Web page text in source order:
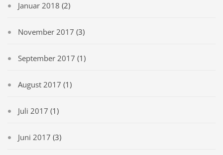
Januar 2018 (2)
November 2017 (3)
September 2017 (1)
August 2017 (1)
Juli 2017 (1)
Juni 2017 (3)